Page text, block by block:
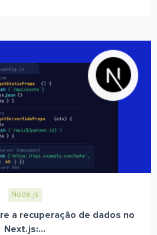
Node.js
a recuperação de dados no
Next.js:...